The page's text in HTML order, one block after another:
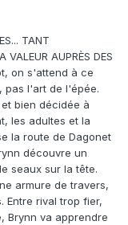
TANT
VALEUR AUPRÈS DES
on s'attend à ce
pas l'art de l'épée.
bien décidée à
les adultes et la
la route de Dagonet
découvre un
seaux sur la tête.
armure de travers,
Entre rival trop fier,
Brynn va apprendre